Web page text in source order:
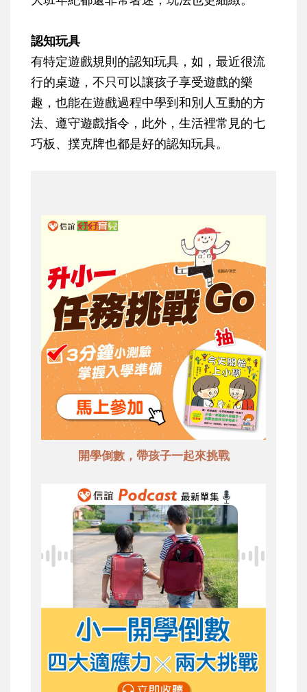
認知玩具
有特定遊戲規則的認知玩具，如，最近很流
行的桌遊，不只可以讓孩子享受遊戲的樂
趣，也能在遊戲過程中學到和別人互動的方
法、遵守遊戲指令，此外，生活裡常見的七
巧板、撲克牌也都是好的認知玩具。
開學倒數，帶孩子一起來挑戰